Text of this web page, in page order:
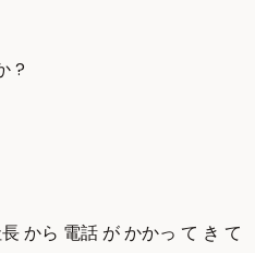
?
から 電話 が かかっ て き て